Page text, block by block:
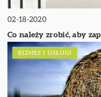
02-18-2020
Co należy zrobić, aby
BIZNES I USŁUGI